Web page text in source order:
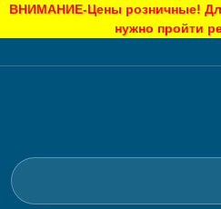
ВНИМАНИЕ-Цены розничные!
нужно пройти